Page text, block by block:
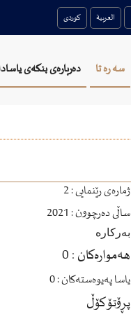
کوردی العربية
سه ره تا دەربارەی بنکەی
ژمارەی رێنمایی : 2
ساڵی دەرچوون : 2021
بەرکارە
هەموارەکان : 0
یاسا پەیوەستەکان : 0
پڕۆتۆکۆڵ